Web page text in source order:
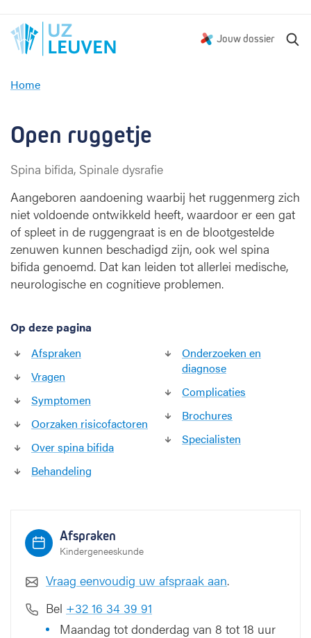
Jouw dossier
Home
n
u
g
e
t
j
e
Open ruggetje
Spina bifida, Spinale dysrafie
Aangeboren aandoening waarbij het ruggenmerg zich
niet voldoende ontwikkeld heeft, waardoor er een gat
of spleet in de ruggengraat is en de blootgestelde
zenuwen kunnen beschadigd zijn, ook wel spina
bifida genoemd. Dat kan leiden tot allerlei medische,
neurologische en cognitieve problemen.
Op deze pagina
Afspraken
Vragen
Symptomen
Oorzaken risicofactoren
Over spina bifida
Behandeling
Onderzoeken en
diagnose
Complicaties
Brochures
Specialisten
Afspraken
Kindergeneeskunde
Vraag eenvoudig uw afspraak aan.
Bel +32 16 34 39 91
Maandag tot donderdag van 8 tot 18 uur